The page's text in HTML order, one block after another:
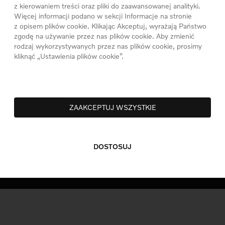
z kierowaniem treści oraz pliki do zaawansowanej analityki.
Więcej informacji podano w sekcji Informacje na stronie
z opisem plików cookie. Klikając Akceptuj, wyrażają Państwo
zgodę na używanie przez nas plików cookie. Aby zmienić
rodzaj wykorzystywanych przez nas plików cookie, prosimy
kliknąć „Ustawienia plików cookie”.
ZAAKCEPTUJ WSZYSTKIE
DOSTOSUJ